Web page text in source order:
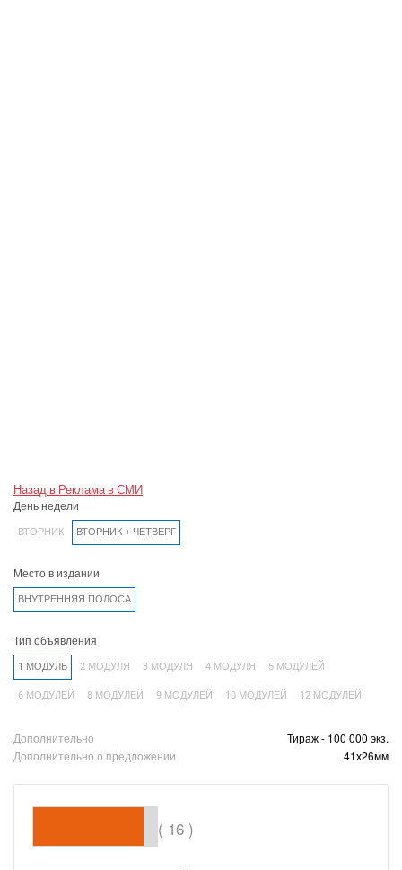
Назад в Реклама в СМИ
День недели
ВТОРНИК ВТОРНИК + ЧЕТВЕРГ
Место в издании
ВНУТРЕННЯЯ ПОЛОСА
Тип объявления
1 МОДУЛЬ 2 МОДУЛЯ 3 МОДУЛЯ 4 МОДУЛЯ 5 МОДУЛЕЙ
6 МОДУЛЕЙ 8 МОДУЛЕЙ 9 МОДУЛЕЙ 10 МОДУЛЕЙ 12 МОДУЛЕЙ
Дополнительно
Тираж - 100 000 экз.
Дополнительно о предложении
41х26мм
( 16 )